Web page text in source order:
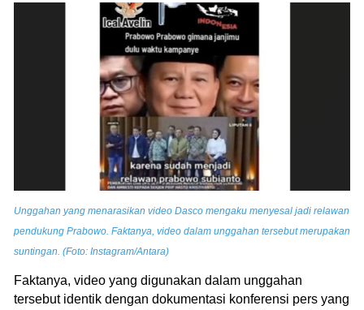
Unggahan yang menarasikan video Dasco mengaku menyesal jadi relawan
pendukung Prabowo. Faktanya, video dalam unggahan tersebut merupakan
suntingan. (Foto: Instagram/Antara)
Faktanya, video yang digunakan dalam unggahan
tersebut identik dengan dokumentasi konferensi pers yang